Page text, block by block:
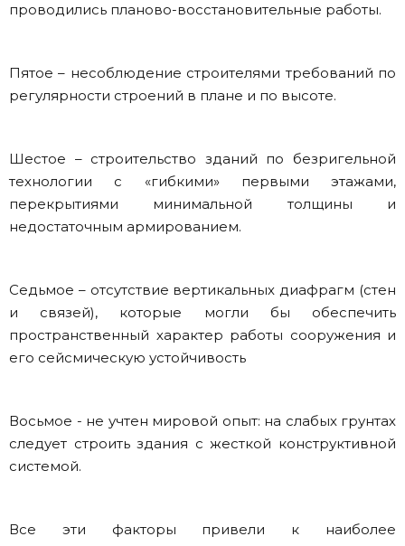
проводились планово-восстановительные работы.
Пятое – несоблюдение строителями требований по
регулярности строений в плане и по высоте.
Шестое – строительство зданий по безригельной
технологии с «гибкими» первыми этажами,
перекрытиями минимальной толщины и
недостаточным армированием.
Седьмое – отсутствие вертикальных диафрагм (стен
и связей), которые могли бы обеспечить
пространственный характер работы сооружения и
его сейсмическую устойчивость
Восьмое - не учтен мировой опыт: на слабых грунтах
следует строить здания с жесткой конструктивной
системой.
Все эти факторы привели к наиболее